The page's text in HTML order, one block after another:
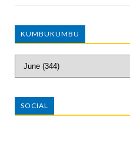
KUMBUKUMBU
SOCIAL